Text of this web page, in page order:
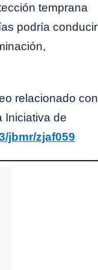
temprana
podría conducir
relacionado con
Iniciativa de
jbmr/zjaf059